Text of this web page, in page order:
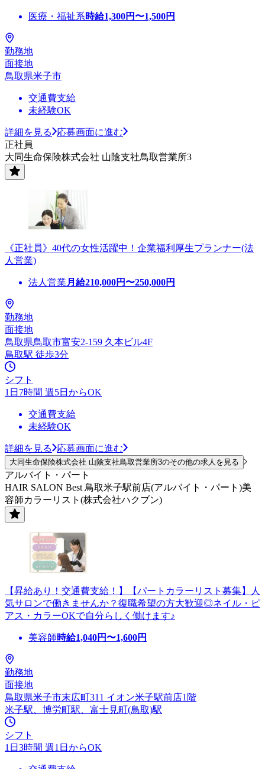
医療・福祉系時給1,300円〜1,500円
勤務地
面接地
鳥取県米子市
交通費支給
未経験OK
詳細を見る
応募画面に進む
正社員
大同生命保険株式会社 山陰支社鳥取営業所3
《正社員》40代の女性活躍中！企業福利厚生プランナー(法
人営業)
法人営業 月給210,000円〜250,000円
勤務地
面接地
鳥取県鳥取市富安2-159 久本ビル4F
鳥取駅 徒歩3分
シフト
1日7時間 週5日からOK
交通費支給
未経験OK
詳細を見る 応募画面に進む
大同生命保険株式会社 山陰支社鳥取営業所3のその他の求人を見る
アルバイト・パート
HAIR SALON Best 鳥取米子駅前店(アルバイト・パート)美
容師カラーリスト(株式会社ハクブン)
【昇給あり！交通費支給！】【パートカラーリスト募集】人
気サロンで働きませんか？復職希望の方大歓迎◎ネイル・ピ
アス・カラーOKで自分らしく働けます♪
美容師時給1,040円〜1,600円
勤務地
面接地
鳥取県米子市末広町311 イオン米子駅前店1階
米子駅、博労町駅、富士見町(鳥取)駅
シフト
1日3時間 週1日からOK